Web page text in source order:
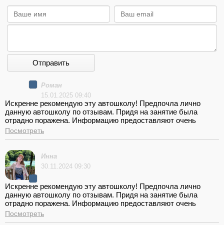
Отправить
Роман
15.01.2025 09:40
Искренне рекомендую эту автошколу! Предпочла лично
данную автошколу по отзывам. Придя на занятие была
отрадно поражена. Информацию предоставляют очень
доступно, моменты которые непонятны поясняют вторично,
очень ответственное отношение со стороны преподавателей,
инструктора Романа. Девушки с таким инструктором вы
будете уверенные пользователи автомобиля, а основное
обучение пройдет с немыслимым удовольствием!
Посмотреть
Инна
30.11.2024 09:30
Искренне рекомендую эту автошколу! Предпочла лично
данную автошколу по отзывам. Придя на занятие была
отрадно поражена. Информацию предоставляют очень
доступно, моменты которые непонятны поясняют вторично,
очень ответственное отношение со стороны преподавателей,
Посмотреть